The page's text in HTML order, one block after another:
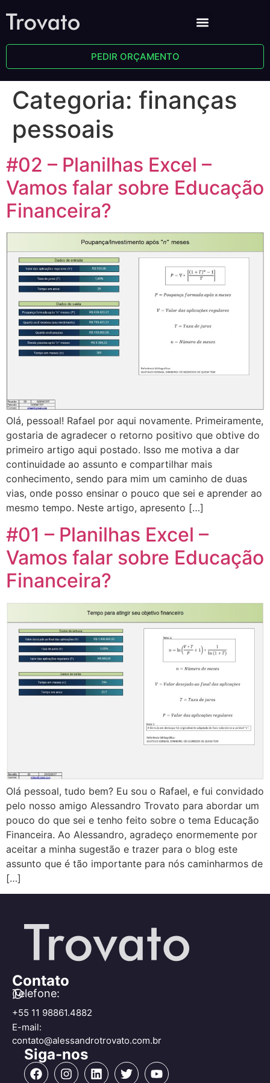
PEDIR ORÇAMENTO
Categoria: finanças
pessoais
#02 – Planilhas Excel –
Vamos falar sobre Educação
Financeira?
Olá, pessoal! Rafael por aqui novamente. Primeiramente,
gostaria de agradecer o retorno positivo que obtive do
primeiro artigo aqui postado. Isso me motiva a dar
continuidade ao assunto e compartilhar mais
conhecimento, sendo para mim um caminho de duas
vias, onde posso ensinar o pouco que sei e aprender ao
mesmo tempo. Neste artigo, apresento […]
#01 – Planilhas Excel –
Vamos falar sobre Educação
Financeira?
Olá pessoal, tudo bem? Eu sou o Rafael, e fui convidado
pelo nosso amigo Alessandro Trovato para abordar um
pouco do que sei e tenho feito sobre o tema Educação
Financeira. Ao Alessandro, agradeço enormemente por
aceitar a minha sugestão e trazer para o blog este
assunto que é tão importante para nós caminharmos de
[…]
Contato
Telefone:
+55 11 98861.4882
E-mail:
contato@alessandrotrovato.com.br
Siga-nos